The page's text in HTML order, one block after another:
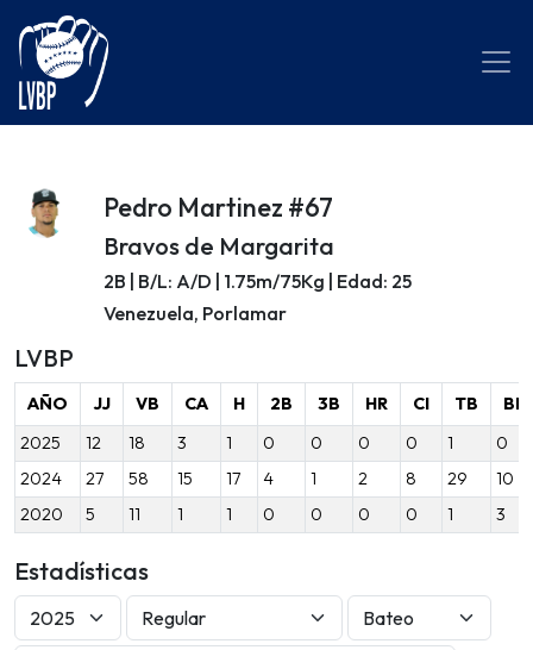
Pedro Martinez #67
Bravos de Margarita
2B | B/L: A/D | 1.75m/75Kg | Edad: 25
Venezuela, Porlamar
LVBP
AÑO JJ VB CA H 2B 3B HR CI TB
BB
2025
12 18 3 1 0 0 0 0 1
0
2024
27 58 15 17 4 1 2 8 29
10
2020
5 11 1 1 0 0 0 0 1 3
Estadísticas